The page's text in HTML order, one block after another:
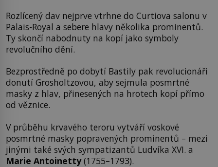
Rozlícený dav nejprve vtrhne do Curtiova salonu v
Palais-Royal a sebere hlavy několika prominentů.
Ty skončí nabodnuty na kopí jako symboly
revolučního dění.
Bezprostředně po dobytí Bastily pak revolucionáři
donutí Grosholtzovou, aby sejmula posmrtné
masky z hlav, přinesených na hrotech kopí přímo
od věznice.
V průběhu krvavého teroru vytváří voskové
posmrtné masky popravených prominentů – mezi
jinými také svých sympatizantů Ludvíka XVI. a
Marie Antoinetty(1755–1793).